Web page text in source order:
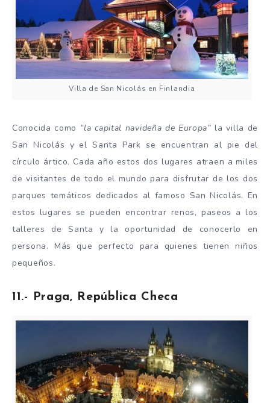
Villa de San Nicolás en Finlandia
Conocida como “la capital navideña de Europa” la villa de
San Nicolás y el Santa Park se encuentran al pie del
círculo ártico. Cada año estos dos lugares atraen a miles
de visitantes de todo el mundo para disfrutar de los dos
parques temáticos dedicados al famoso San Nicolás. En
estos lugares se pueden encontrar renos, paseos a los
talleres de Santa y la oportunidad de conocerlo en
persona. Más que perfecto para quienes tienen niños
pequeños.
11.- Praga, República Checa